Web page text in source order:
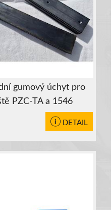
gumový úchyt pro
PZC-TA a 1546
DETAIL